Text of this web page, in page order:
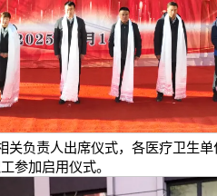
关负责人出席仪式，各医疗卫生
参加启用仪式。